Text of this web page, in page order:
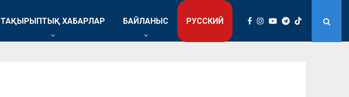
ТАҚЫРЫПТЫҚ ХАБАРЛАР БАЙЛАНЫС РУССКИЙ